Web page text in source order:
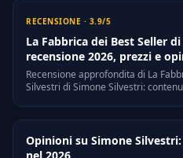
RECENSIONE · 3.9/5
La Fabbrica dei Best Seller
recensione 2026, prezzi e
Recensione approfondita di La
Silvestri di Simone Silvestri:
Opinioni su Simone